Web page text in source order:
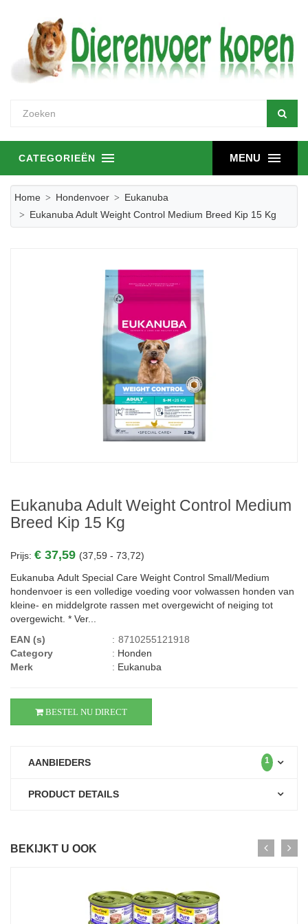
MENU
CATEGORIEËN
Home Hondenvoer
Eukanuba
Eukanuba Adult Weight Control Medium Breed Kip 15 Kg
Eukanuba Adult Weight Control Medium
Breed Kip 15 Kg
Prijs: € 37,59 (37,59 - 73,72)
Eukanuba Adult Special Care Weight Control Small/Medium
hondenvoer is een volledige voeding voor volwassen honden van
kleine- en middelgrote rassen met overgewicht of neiging tot
overgewicht. * Ver...
EAN (s)
: 8710255121918
Category
: Honden
Merk
: Eukanuba
BESTEL NU DIRECT
AANBIEDERS 1
PRODUCT DETAILS
BEKIJKT U OOK